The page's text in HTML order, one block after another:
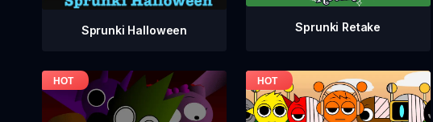
Sprunki Halloween Sprunki Retake